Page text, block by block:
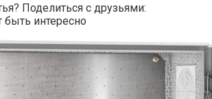
Поделиться с друзьями:
интересно